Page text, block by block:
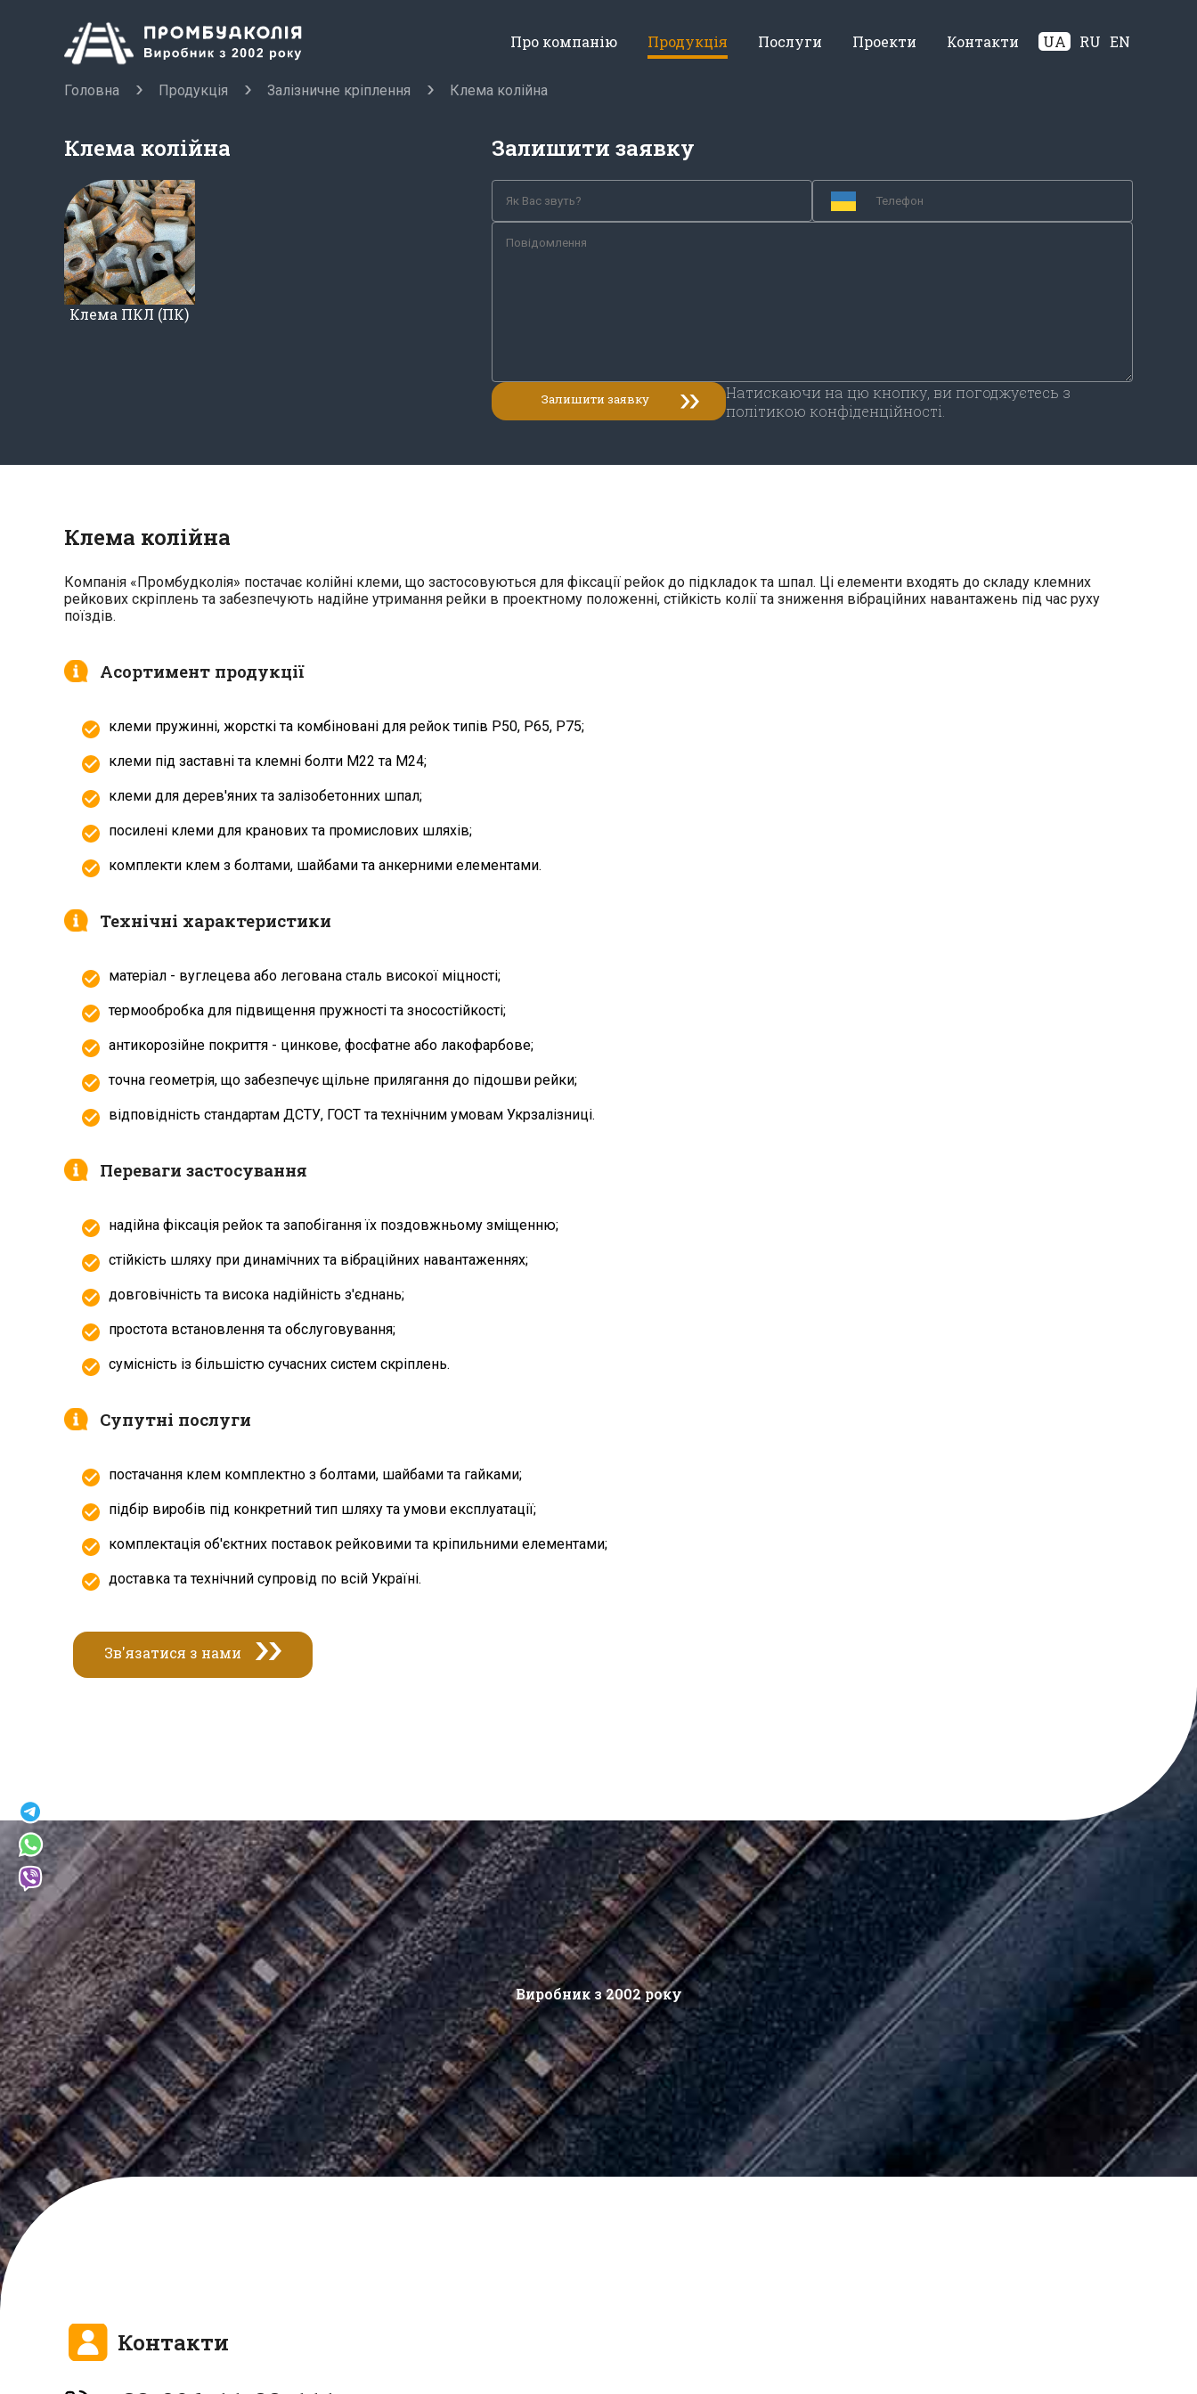
Про компанію Продукція Послуги Проекти Контакти UA RU EN
Головна Продукція Залізничне кріплення Клема колійна
Клема колійна
Клема ПКЛ (ПК)
Залишити заявку
Натискаючи на цю кнопку, ви погоджуєтесь з
політикою конфіденційності.
Клема колійна
Компанія «Промбудколія» постачає колійні клеми, що застосовуються для фіксації рейок до підкладок та шпал. Ці елементи входять до складу клемних
рейкових скріплень та забезпечують надійне утримання рейки в проектному положенні, стійкість колії та зниження вібраційних навантажень під час руху
поїздів.
Асортимент продукції
клеми пружинні, жорсткі та комбіновані для рейок типів Р50, Р65, Р75;
клеми під заставні та клемні болти М22 та М24;
клеми для дерев'яних та залізобетонних шпал;
посилені клеми для кранових та промислових шляхів;
комплекти клем з болтами, шайбами та анкерними елементами.
Технічні характеристики
матеріал - вуглецева або легована сталь високої міцності;
термообробка для підвищення пружності та зносостійкості;
антикорозійне покриття - цинкове, фосфатне або лакофарбове;
точна геометрія, що забезпечує щільне прилягання до підошви рейки;
відповідність стандартам ДСТУ, ГОСТ та технічним умовам Укрзалізниці.
Переваги застосування
надійна фіксація рейок та запобігання їх поздовжньому зміщенню;
стійкість шляху при динамічних та вібраційних навантаженнях;
довговічність та висока надійність з'єднань;
простота встановлення та обслуговування;
сумісність із більшістю сучасних систем скріплень.
Супутні послуги
постачання клем комплектно з болтами, шайбами та гайками;
підбір виробів під конкретний тип шляху та умови експлуатації;
комплектація об'єктних поставок рейковими та кріпильними елементами;
доставка та технічний супровід по всій Україні.
Зв'язатися з нами
Виробник з 2002 року
Контакти